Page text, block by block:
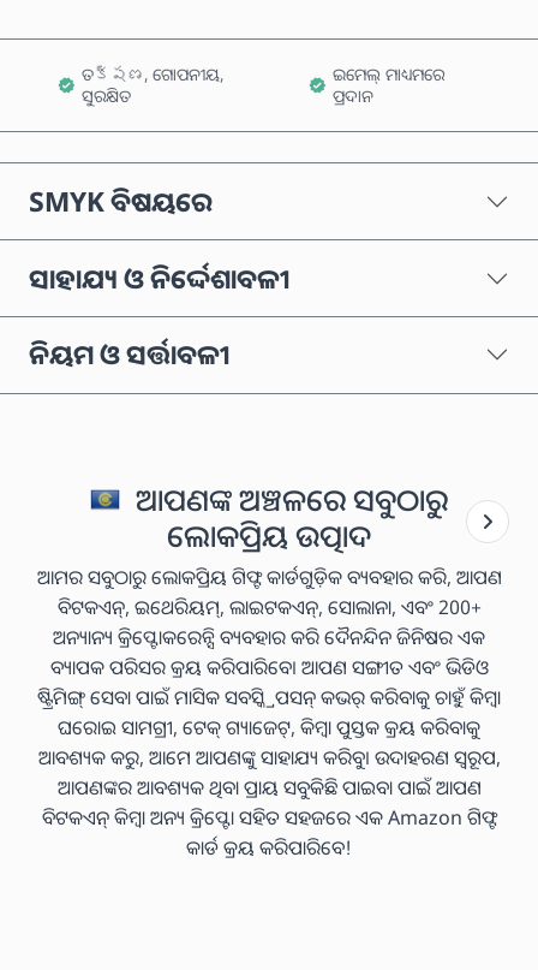
ତక్షణ, ଗୋପନୀୟ,
ସୁରକ୍ଷିତ
ଇମେଲ୍ ମାଧ୍ୟମରେ
ପ୍ରଦାନ
SMYK ବିଷୟରେ
ସାହାଯ୍ୟ ଓ ନିର୍ଦ୍ଦେଶାବଳୀ
ନିୟମ ଓ ସର୍ତ୍ତାବଳୀ
ଆପଣଙ୍କ ଅଞ୍ଚଳରେ ସବୁଠାରୁ
ଲୋକପ୍ରିୟ ଉତ୍ପାଦ
ଆମର ସବୁଠାରୁ ଲୋକପ୍ରିୟ ଗିଫ୍ଟ କାର୍ଡଗୁଡ଼ିକ ବ୍ୟବହାର କରି, ଆପଣ
ବିଟକଏନ୍, ଇଥେରିୟମ୍, ଲାଇଟକଏନ୍, ସୋଲାନା, ଏବଂ 200+
ଅନ୍ୟାନ୍ୟ କ୍ରିପ୍ଟୋକରେନ୍ସି ବ୍ୟବହାର କରି ଦୈନନ୍ଦିନ ଜିନିଷର ଏକ
ବ୍ୟାପକ ପରିସର କ୍ରୟ କରିପାରିବେ। ଆପଣ ସଙ୍ଗୀତ ଏବଂ ଭିଡିଓ
ଷ୍ଟ୍ରିମିଙ୍ଗ୍ ସେବା ପାଇଁ ମାସିକ ସବସ୍କ୍ରିପସନ୍ କଭର୍ କରିବାକୁ ଚାହୁଁ କିମ୍ବା
ଘରୋଇ ସାମଗ୍ରୀ, ଟେକ୍ ଗ୍ୟାଜେଟ୍, କିମ୍ବା ପୁସ୍ତକ କ୍ରୟ କରିବାକୁ
ଆବଶ୍ୟକ କରୁ, ଆମେ ଆପଣଙ୍କୁ ସାହାଯ୍ୟ କରିବୁ। ଉଦାହରଣ ସ୍ୱରୂପ,
ଆପଣଙ୍କର ଆବଶ୍ୟକ ଥିବା ପ୍ରାୟ ସବୁକିଛି ପାଇବା ପାଇଁ ଆପଣ
ବିଟକଏନ୍ କିମ୍ବା ଅନ୍ୟ କ୍ରିପ୍ଟୋ ସହିତ ସହଜରେ ଏକ Amazon ଗିଫ୍ଟ
କାର୍ଡ କ୍ରୟ କରିପାରିବେ!